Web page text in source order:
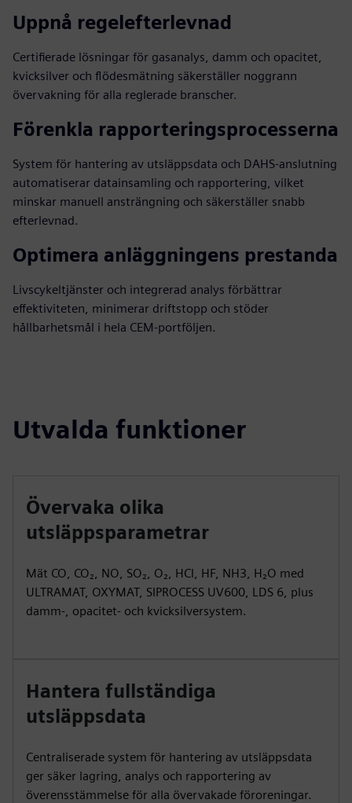
Uppnå regelefterlevnad
Certifierade lösningar för gasanalys, damm och opacitet,
kvicksilver och flödesmätning säkerställer noggrann
övervakning för alla reglerade branscher.
Förenkla rapporteringsprocesserna
System för hantering av utsläppsdata och DAHS-anslutning
automatiserar datainsamling och rapportering, vilket
minskar manuell ansträngning och säkerställer snabb
efterlevnad.
Optimera anläggningens prestanda
Livscykeltjänster och integrerad analys förbättrar
effektiviteten, minimerar driftstopp och stöder
hållbarhetsmål i hela CEM-portföljen.
Utvalda funktioner
Övervaka olika
utsläppsparametrar
Mät CO, CO₂, NO, SO₂, O₂, HCl, HF, NH3, H₂O med
ULTRAMAT, OXYMAT, SIPROCESS UV600, LDS 6, plus
damm-, opacitet- och kvicksilversystem.
Hantera fullständiga
utsläppsdata
Centraliserade system för hantering av utsläppsdata
ger säker lagring, analys och rapportering av
överensstämmelse för alla övervakade föroreningar.